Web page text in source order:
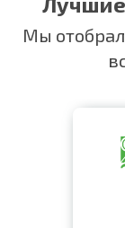
Мы